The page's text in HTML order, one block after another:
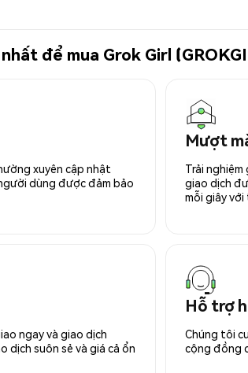
để mua Grok Girl
xuyên cập nhật
dùng được đảm bảo
Mượt
Trải
giao dịch
mỗi giây
ngay và giao dịch
dịch suôn sẻ và giá cả ổn
Hỗ trợ
Chúng tôi
cộng đồng